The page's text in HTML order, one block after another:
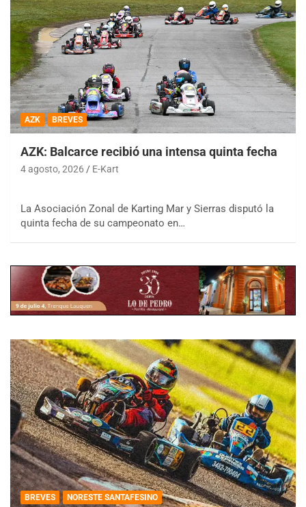
AZK BREVES
AZK: Balcarce recibió una intensa quinta fecha
4 agosto, 2026 E-Kart
La Asociación Zonal de Karting Mar y Sierras disputó la
quinta fecha de su campeonato en…
BREVES NORESTE SANTAFESINO